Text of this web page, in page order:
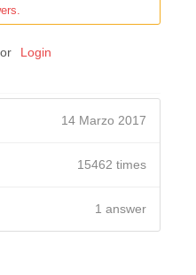
or Login
14 Marzo 2017
15462 times
1 answer